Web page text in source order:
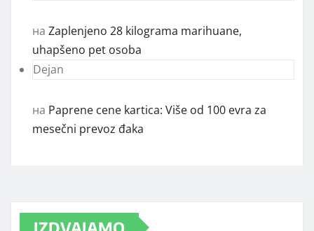
на Zaplenjeno 28 kilograma marihuane,
uhapšeno pet osoba
Dejan
на Paprene cene kartica: Više od 100 evra za
mesečni prevoz đaka